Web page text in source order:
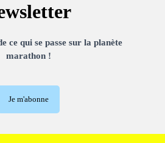
ce qui se passe sur la planète
marathon !
Je m'abonne